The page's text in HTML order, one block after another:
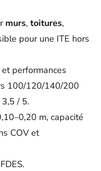
murs, toitures,
pour une ITE hors
performances
100/120/140/200
/ 5.
m, capacité
COV et